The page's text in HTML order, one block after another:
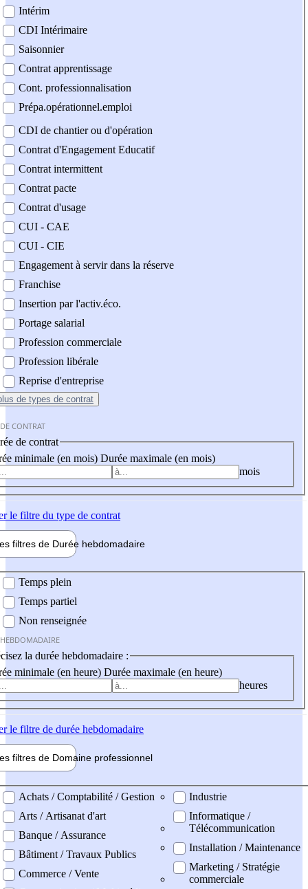
Intérim
CDI Intérimaire
Saisonnier
Contrat apprentissage
Cont. professionnalisation
Prépa.opérationnel.emploi
CDI de chantier ou d'opération
Contrat d'Engagement Educatif
Contrat intermittent
Contrat pacte
Contrat d'usage
CUI - CAE
CUI - CIE
Engagement à servir dans la réserve
Franchise
Insertion par l'activ.éco.
Portage salarial
Profession commerciale
Profession libérale
Reprise d'entreprise
de types de contrat
CONTRAT
de contrat
minimale (en mois) Durée maximale (en mois)
mois
le filtre du type de contrat
filtres de Durée hebdomadaire
Temps plein
Temps partiel
Non renseignée
la durée hebdomadaire :
minimale (en heure) Durée maximale (en heure)
heures
le filtre de durée hebdomadaire
filtres de Domaine professionnel
professionel
Achats / Comptabilité / Gestion
Arts / Artisanat d'art
Banque / Assurance
Bâtiment / Travaux Publics
Commerce / Vente
Industrie
Informatique /
Télécommunication
Installation / Maintenance
Marketing / Stratégie
commerciale